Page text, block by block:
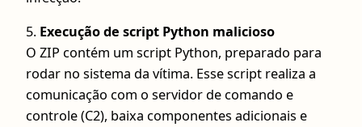
5. Execução de script Python malicioso
O ZIP contém um script Python, preparado para
rodar no sistema da vítima. Esse script realiza a
comunicação com o servidor de comando e
controle (C2), baixa componentes adicionais e